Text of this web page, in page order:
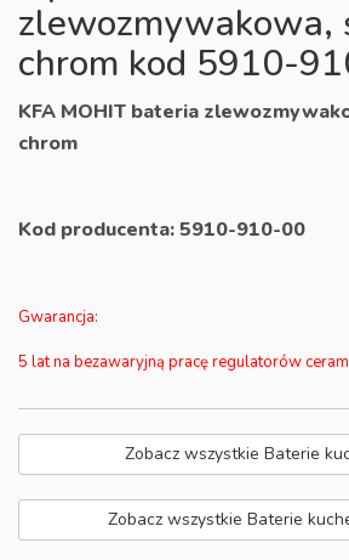
zlewozmywakowa,
chrom kod 5910-
KFA MOHIT bateria
chrom
Kod producenta: 5910-910-00
Gwarancja:
5 lat na bezawaryjną pracę regulatorów
Zobacz wszystkie Baterie
Zobacz wszystkie Baterie